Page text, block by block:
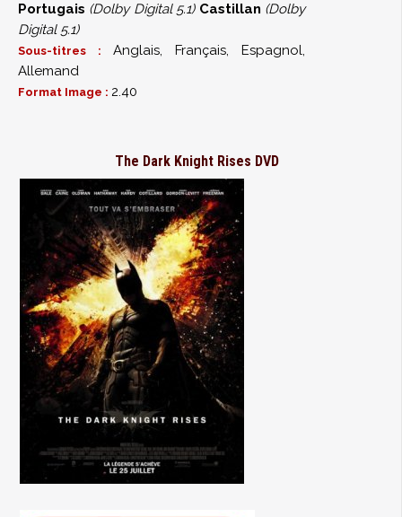
Portugais (Dolby Digital 5.1) Castillan (Dolby
Digital 5.1)
Sous-titres : Anglais, Français, Espagnol,
Allemand
Format Image : 2.40
The Dark Knight Rises DVD